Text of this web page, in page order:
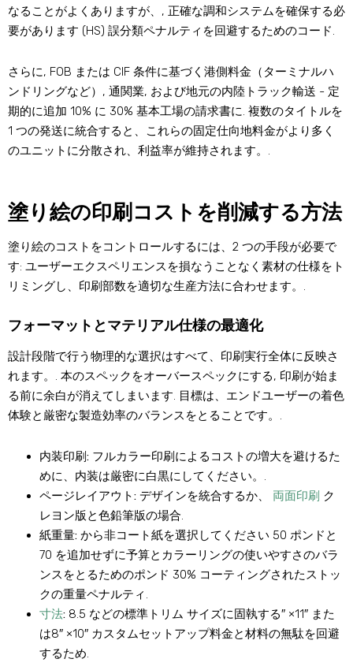
なることがよくありますが、, 正確な調和システムを確保する必
要があります (HS) 誤分類ペナルティを回避するためのコード.
さらに, FOB または CIF 条件に基づく港側料金（ターミナルハ
ンドリングなど）, 通関業, および地元の内陸トラック輸送 - 定
期的に追加 10% に 30% 基本工場の請求書に. 複数のタイトルを
1 つの発送に統合すると、これらの固定仕向地料金がより多く
のユニットに分散され、利益率が維持されます。.
塗り絵の印刷コストを削減する方法
塗り絵のコストをコントロールするには、2 つの手段が必要で
す: ユーザーエクスペリエンスを損なうことなく素材の仕様をト
リミングし、印刷部数を適切な生産方法に合わせます。.
フォーマットとマテリアル仕様の最適化
設計段階で行う物理的な選択はすべて、印刷実行全体に反映さ
れます。. 本のスペックをオーバースペックにする, 印刷が始ま
る前に余白が消えてしまいます. 目標は、エンドユーザーの着色
体験と厳密な製造効率のバランスをとることです。.
内装印刷: フルカラー印刷によるコストの増大を避けるた
めに、内装は厳密に白黒にしてください。.
ページレイアウト: デザインを統合するか、 両面印刷 ク
レヨン版と色鉛筆版の場合.
紙重量: から非コート紙を選択してください 50 ポンドと
70 を追加せずに予算とカラーリングの使いやすさのバラ
ンスをとるためのポンド 30% コーティングされたストッ
クの重量ペナルティ.
寸法: 8.5 などの標準トリム サイズに固執する″ ×11″ また
は8″ ×10″ カスタムセットアップ料金と材料の無駄を回避
するため.